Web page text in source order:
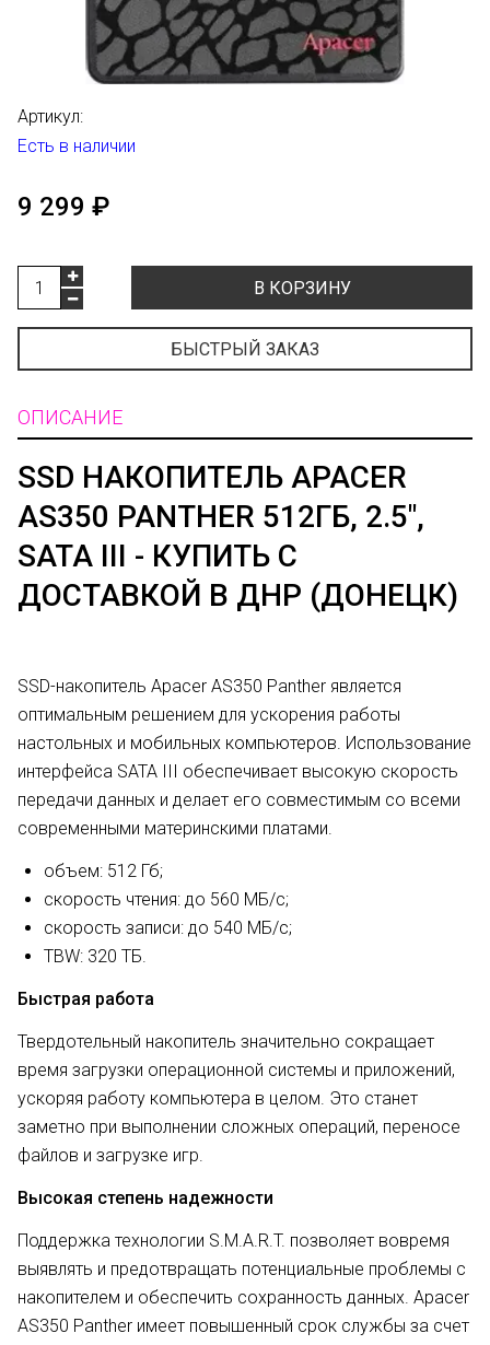
Артикул:
Есть в наличии
9 299 ₽
В КОРЗИНУ
БЫСТРЫЙ ЗАКАЗ
ОПИСАНИЕ
SSD НАКОПИТЕЛЬ APACER
AS350 PANTHER 512ГБ, 2.5",
SATA III - КУПИТЬ С
ДОСТАВКОЙ В ДНР (ДОНЕЦК)
SSD-накопитель Apacer AS350 Panther является
оптимальным решением для ускорения работы
настольных и мобильных компьютеров. Использование
интерфейса SATA III обеспечивает высокую скорость
передачи данных и делает его совместимым со всеми
современными материнскими платами.
объем: 512 Гб;
скорость чтения: до 560 МБ/с;
скорость записи: до 540 МБ/с;
TBW: 320 ТБ.
Быстрая работа
Твердотельный накопитель значительно сокращает
время загрузки операционной системы и приложений,
ускоряя работу компьютера в целом. Это станет
заметно при выполнении сложных операций, переносе
файлов и загрузке игр.
Высокая степень надежности
Поддержка технологии S.M.A.R.T. позволяет вовремя
выявлять и предотвращать потенциальные проблемы с
накопителем и обеспечить сохранность данных. Apacer
AS350 Panther имеет повышенный срок службы за счет